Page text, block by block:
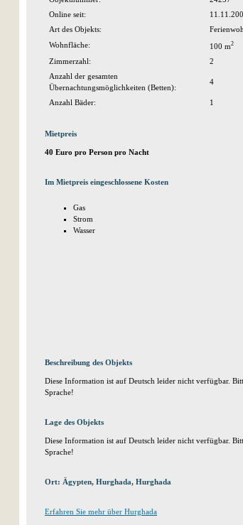
Online seit:
Art des Objekts:
Wohnfläche:
100 m2
Zimmerzahl:
2
Anzahl der gesamten
Übernachtungsmöglichkeiten (Betten):
4
Anzahl Bäder: 1
Mietpreis
40 Euro pro Person pro Nacht
Im Mietpreis eingeschlossene Kosten
Gas
Strom
Wasser
Beschreibung des Objekts
Diese Information ist auf Deutsch leider nicht verfügbar.
Sprache!
Lage des Objekts
Diese Information ist auf Deutsch leider nicht verfügbar.
Sprache!
Ort: Ägypten, Hurghada, Hurghada
Erfahren Sie mehr über Hurghada